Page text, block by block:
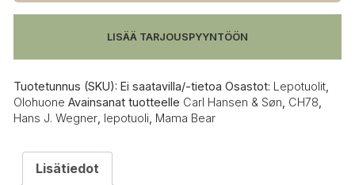
Mama
pähkinä
määrä
LISÄÄ TARJOUSPYYNTÖÖN
Tuotetunnus (SKU): Ei saatavilla/-tietoa Osastot: Lepotuolit
Olohuone Avainsanat tuotteelle Carl Hansen & Søn CH78
Hans J. Wegner lepotuoli Mama Bear
Lisätiedot